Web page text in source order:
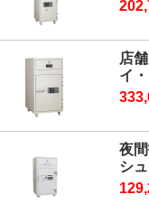
店
イ
夜
シ